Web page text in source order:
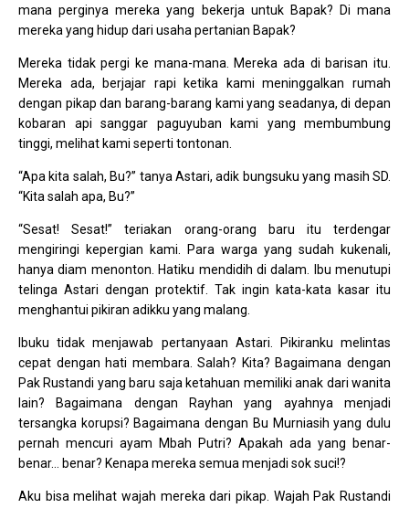
mana perginya mereka yang bekerja untuk Bapak? Di mana
mereka yang hidup dari usaha pertanian Bapak?
Mereka tidak pergi ke mana-mana. Mereka ada di barisan itu.
Mereka ada, berjajar rapi ketika kami meninggalkan rumah
dengan pikap dan barang-barang kami yang seadanya, di depan
kobaran api sanggar paguyuban kami yang membumbung
tinggi, melihat kami seperti tontonan.
“Apa kita salah, Bu?” tanya Astari, adik bungsuku yang masih SD.
“Kita salah apa, Bu?”
“Sesat! Sesat!” teriakan orang-orang baru itu terdengar
mengiringi kepergian kami. Para warga yang sudah kukenali,
hanya diam menonton. Hatiku mendidih di dalam. Ibu menutupi
telinga Astari dengan protektif. Tak ingin kata-kata kasar itu
menghantui pikiran adikku yang malang.
Ibuku tidak menjawab pertanyaan Astari. Pikiranku melintas
cepat dengan hati membara. Salah? Kita? Bagaimana dengan
Pak Rustandi yang baru saja ketahuan memiliki anak dari wanita
lain? Bagaimana dengan Rayhan yang ayahnya menjadi
tersangka korupsi? Bagaimana dengan Bu Murniasih yang dulu
pernah mencuri ayam Mbah Putri? Apakah ada yang benar-
benar… benar? Kenapa mereka semua menjadi sok suci!?
Aku bisa melihat wajah mereka dari pikap. Wajah Pak Rustandi